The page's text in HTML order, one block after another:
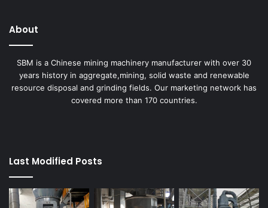
About
SBM is a Chinese mining machinery manufacturer with over 30
years history in aggregate,mining, solid waste and renewable
resource disposal and grinding fields. Our marketing network has
covered more than 170 countries.
Last Modified Posts